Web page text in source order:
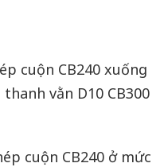
cuộn CB240 xuống
vằn D10 CB300
cuộn CB240 ở mức